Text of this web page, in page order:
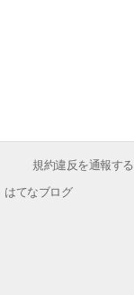
規約違反を通報する
はてなブログ